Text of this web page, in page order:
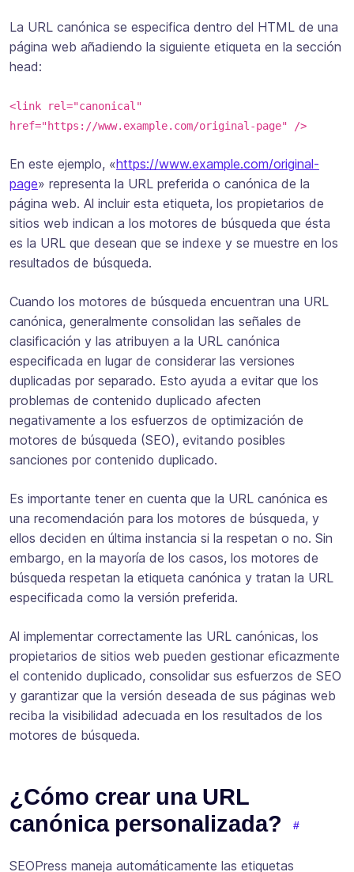
La URL canónica se especifica dentro del HTML de una
página web añadiendo la siguiente etiqueta en la sección
head:
<link rel="canonical"
href="https://www.example.com/original-page" />
En este ejemplo, «https://www.example.com/original-
page» representa la URL preferida o canónica de la
página web. Al incluir esta etiqueta, los propietarios de
sitios web indican a los motores de búsqueda que ésta
es la URL que desean que se indexe y se muestre en los
resultados de búsqueda.
Cuando los motores de búsqueda encuentran una URL
canónica, generalmente consolidan las señales de
clasificación y las atribuyen a la URL canónica
especificada en lugar de considerar las versiones
duplicadas por separado. Esto ayuda a evitar que los
problemas de contenido duplicado afecten
negativamente a los esfuerzos de optimización de
motores de búsqueda (SEO), evitando posibles
sanciones por contenido duplicado.
Es importante tener en cuenta que la URL canónica es
una recomendación para los motores de búsqueda, y
ellos deciden en última instancia si la respetan o no. Sin
embargo, en la mayoría de los casos, los motores de
búsqueda respetan la etiqueta canónica y tratan la URL
especificada como la versión preferida.
Al implementar correctamente las URL canónicas, los
propietarios de sitios web pueden gestionar eficazmente
el contenido duplicado, consolidar sus esfuerzos de SEO
y garantizar que la versión deseada de sus páginas web
reciba la visibilidad adecuada en los resultados de los
motores de búsqueda.
¿Cómo crear una URL
canónica personalizada?
SEOPress maneja automáticamente las etiquetas